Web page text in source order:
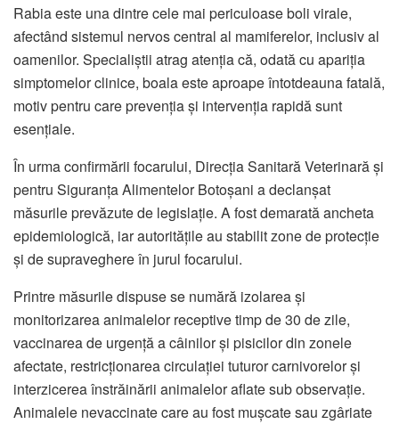
Rabia este una dintre cele mai periculoase boli virale,
afectând sistemul nervos central al mamiferelor, inclusiv al
oamenilor. Specialiștii atrag atenția că, odată cu apariția
simptomelor clinice, boala este aproape întotdeauna fatală,
motiv pentru care prevenția și intervenția rapidă sunt
esențiale.
În urma confirmării focarului, Direcția Sanitară Veterinară și
pentru Siguranța Alimentelor Botoșani a declanșat
măsurile prevăzute de legislație. A fost demarată ancheta
epidemiologică, iar autoritățile au stabilit zone de protecție
și de supraveghere în jurul focarului.
Printre măsurile dispuse se numără izolarea și
monitorizarea animalelor receptive timp de 30 de zile,
vaccinarea de urgență a câinilor și pisicilor din zonele
afectate, restricționarea circulației tuturor carnivorelor și
interzicerea înstrăinării animalelor aflate sub observație.
Animalele nevaccinate care au fost mușcate sau zgâriate